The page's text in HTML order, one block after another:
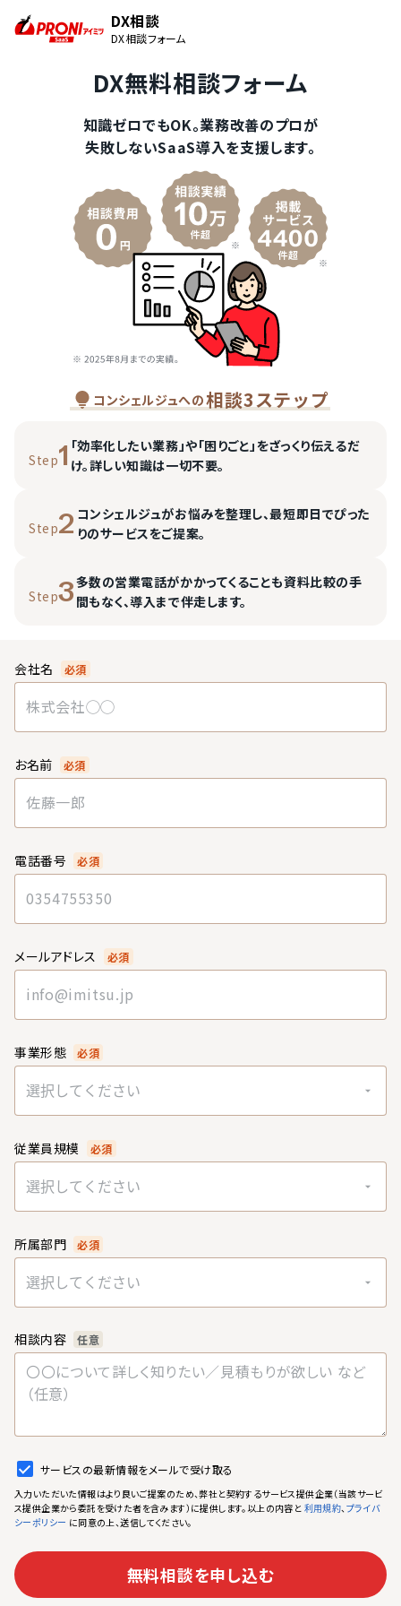
DX相談
DX相談フォーム
DX無料相談フォーム
知識ゼロでもOK。業務改善のプロが
失敗しないSaaS導入を支援します。
コンシェルジュへの相談3ステップ
Step1 「効率化したい業務」や「困りごと」をざっくり伝えるだ
け。詳しい知識は一切不要。
Step2 コンシェルジュがお悩みを整理し、最短即日でぴった
りのサービスをご提案。
Step3多数の営業電話がかかってくることも資料比較の手
間もなく、導入まで伴走します。
会社名 必須
お名前 必須
電話番号 必須
メールアドレス 必須
事業形態 必須
選択してください
従業員規模 必須
選択してください
所属部門 必須
選択してください
相談内容 任意
サービスの最新情報をメールで受け取る
入力いただいた情報はより良いご提案のため、弊社と契約するサービス提供企業（当該サービ
ス提供企業から委託を受けた者を含みます）に提供します。以上の内容と 利用規約、プライバ
シーポリシー に同意の上、送信してください。
無料相談を申し込む